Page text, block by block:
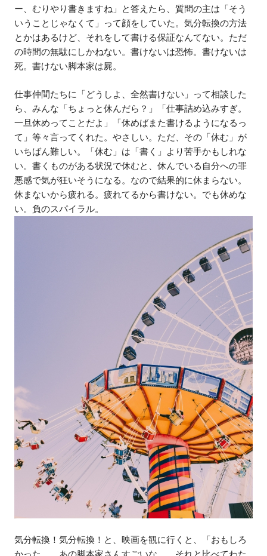
ー、むりやり書きますね」と答えたら、質問の主は「そう
いうことじゃなくて」って顔をしていた。気分転換の方法
とかはあるけど、それをして書ける保証なんてない。ただ
の時間の無駄にしかねない。書けないは恐怖。書けないは
死。書けない脚本家は屍。
仕事仲間たちに「どうしよ、全然書けない」って相談した
ら、みんな「ちょっと休んだら？」「仕事詰め込みすぎ。
一旦休めってことだよ」「休めばまた書けるようになるっ
て」等々言ってくれた。やさしい。ただ、その「休む」が
いちばん難しい。「休む」は「書く」より苦手かもしれな
い。書くものがある状況で休むと、休んでいる自分への罪
悪感で気が狂いそうになる。なので結果的に休まらない。
休まないから疲れる。疲れてるから書けない。でも休めな
い。負のスパイラル。
気分転換！気分転換！と、映画を観に行くと、「おもしろ
かった……あの脚本家さんすごいな……それと比べてわた